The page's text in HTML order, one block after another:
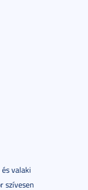
valaki
szívesen